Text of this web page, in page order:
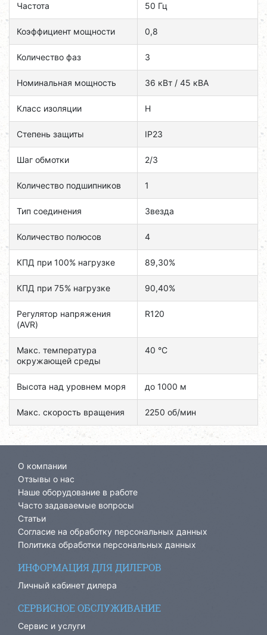
Частота 50 Гц
Коэффициент мощности 0,8
Количество фаз 3
Номинальная мощность 36 кВт / 45 кВА
Класс изоляции H
Степень защиты IP23
Шаг обмотки 2/3
Количество подшипников 1
Тип соединения Звезда
Количество полюсов 4
КПД при 100% нагрузке 89,30%
КПД при 75% нагрузке 90,40%
Регулятор напряжения
(AVR)
R120
Макс. температура
окружающей среды
40 °C
Высота над уровнем моря до 1000 м
Макс. скорость вращения 2250 об/мин
О компании
Отзывы о нас
Наше оборудование в работе
Часто задаваемые вопросы
Статьи
Согласие на обработку персональных данных
Политика обработки персональных данных
ИНФОРМАЦИЯ ДЛЯ ДИЛЕРОВ
Личный кабинет дилера
СЕРВИСНОЕ ОБСЛУЖИВАНИЕ
Сервис и услуги